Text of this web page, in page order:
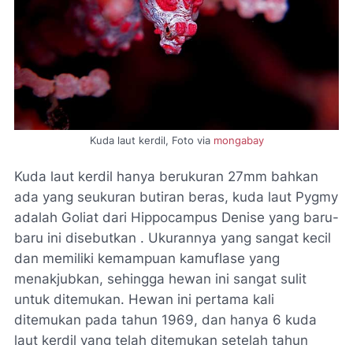
Kuda laut kerdil, Foto via mongabay
Kuda laut kerdil hanya berukuran 27mm bahkan
ada yang seukuran butiran beras, kuda laut Pygmy
adalah Goliat dari Hippocampus Denise yang baru-
baru ini disebutkan . Ukurannya yang sangat kecil
dan memiliki kemampuan kamuflase yang
menakjubkan, sehingga hewan ini sangat sulit
untuk ditemukan. Hewan ini pertama kali
ditemukan pada tahun 1969, dan hanya 6 kuda
laut kerdil yang telah ditemukan setelah tahun